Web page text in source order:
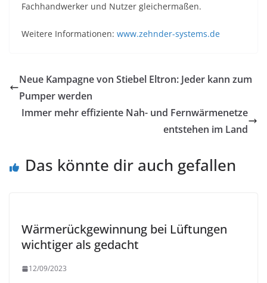
Fachhandwerker und Nutzer gleichermaßen.
Weitere Informationen: www.zehnder-systems.de
Neue Kampagne von Stiebel Eltron: Jeder kann zum
Pumper werden
Immer mehr effiziente Nah- und Fernwärmenetze
entstehen im Land
Das könnte dir auch gefallen
Wärmerückgewinnung bei Lüftungen
wichtiger als gedacht
12/09/2023